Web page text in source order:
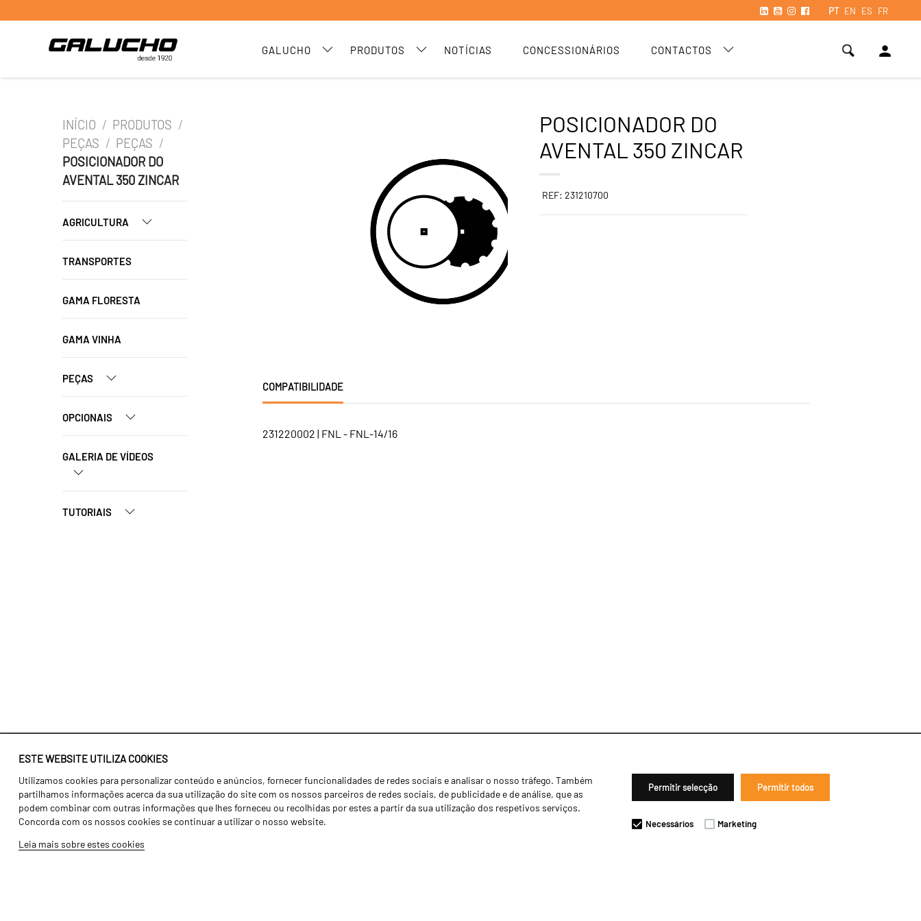
PT EN ES FR
GALUCHO PRODUTOS NOTÍCIAS CONCESSIONÁRIOS CONTACTOS person
ESTE WEBSITE UTILIZA COOKIES
Utilizamos cookies para personalizar conteúdo e anúncios, fornecer funcionalidades de redes sociais e analisar o nosso tráfego. Também
partilhamos informações acerca da sua utilização do site com os nossos parceiros de redes sociais, de publicidade e de análise, que as
podem combinar com outras informações que lhes forneceu ou recolhidas por estes a partir da sua utilização dos respetivos serviços.
Concorda com os nossos cookies se continuar a utilizar o nosso website.
Leia mais sobre estes cookies
Permitir selecção Permitir todos
Necessários Marketing
INÍCIO / PRODUTOS /
PEÇAS / PEÇAS /
POSICIONADOR DO
AVENTAL 350 ZINCAR
AGRICULTURA
TRANSPORTES
GAMA FLORESTA
GAMA VINHA
PEÇAS
OPCIONAIS
GALERIA DE VÍDEOS
TUTORIAIS
POSICIONADOR DO
AVENTAL 350 ZINCAR
REF: 231210700
COMPATIBILIDADE
231220002 | FNL - FNL-14/16
Identidade
História
Fábrica / Produção
Recursos Humanos
Agricultura
Transportes
Gama Floresta
Notícias
Concessionários